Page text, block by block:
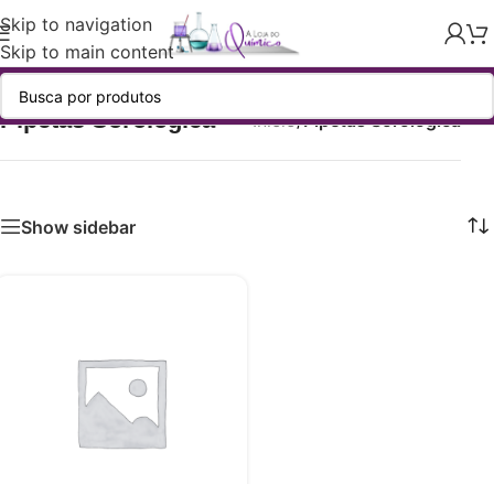
Skip to navigation
Skip to main content
Pipetas Sorológica Início/Pipetas Sorológica
Show sidebar